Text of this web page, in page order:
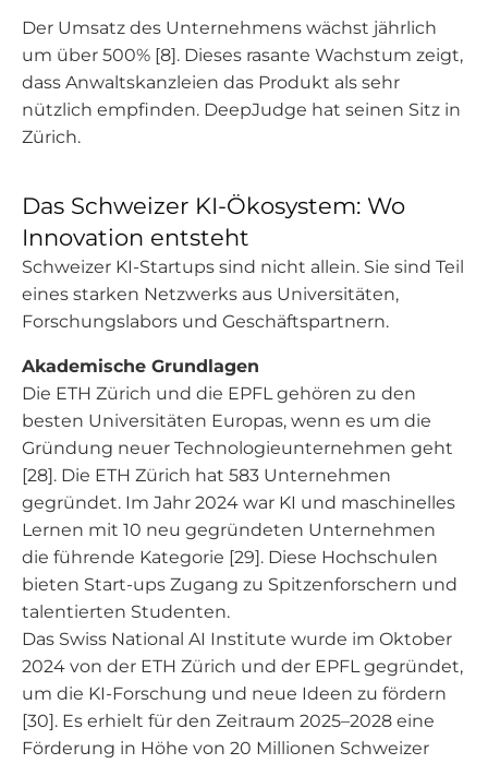
Der Umsatz des Unternehmens wächst jährlich
um über 500% [8]. Dieses rasante Wachstum zeigt,
dass Anwaltskanzleien das Produkt als sehr
nützlich empfinden. DeepJudge hat seinen Sitz in
Zürich.
Das Schweizer KI-Ökosystem: Wo
Innovation entsteht
Schweizer KI-Startups sind nicht allein. Sie sind Teil
eines starken Netzwerks aus Universitäten,
Forschungslabors und Geschäftspartnern.
Akademische Grundlagen
Die ETH Zürich und die EPFL gehören zu den
besten Universitäten Europas, wenn es um die
Gründung neuer Technologieunternehmen geht
[28]. Die ETH Zürich hat 583 Unternehmen
gegründet. Im Jahr 2024 war KI und maschinelles
Lernen mit 10 neu gegründeten Unternehmen
die führende Kategorie [29]. Diese Hochschulen
bieten Start-ups Zugang zu Spitzenforschern und
talentierten Studenten.
Das Swiss National AI Institute wurde im Oktober
2024 von der ETH Zürich und der EPFL gegründet,
um die KI-Forschung und neue Ideen zu fördern
[30]. Es erhielt für den Zeitraum 2025–2028 eine
Förderung in Höhe von 20 Millionen Schweizer